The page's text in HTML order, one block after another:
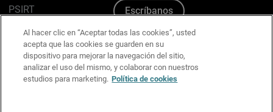
PSIRT
Política de cookies
Política de privacidad
Kit de medios y marca
Escríbanos
Al hacer clic en “Aceptar todas las cookies”, usted
acepta que las cookies se guarden en su
dispositivo para mejorar la navegación del sitio,
analizar el uso del mismo, y colaborar con nuestros
estudios para marketing. Política de cookies